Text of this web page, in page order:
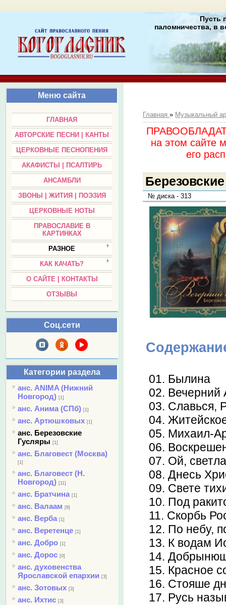
Пусть
паломничества, в
Меню сайта
ГЛАВНАЯ
АВТОРСКИЕ ПЕСНИ | КАНТЫ
ЦЕРКОВНЫЕ ПЕСНОПЕНИЯ
АКАФИСТЫ | ПСАЛТИРЬ
АНСАМБЛИ
ЗВОНЫ | ЖИТИЯ | ПОЭЗИЯ
ЦЕРКОВНЫЕ НОТЫ
ПРАВОСЛАВИЕ В
КАРТИНКАХ
РАЗНОЕ
КАК КАЧАТЬ?
О САЙТЕ | КОНТАКТЫ
ОТЗЫВЫ
Соц.сети
Категории раздела
анс. ANIMA (Нижний
Новгород) [1]
анс. Анима (СПб) [1]
анс. Артюшковых [1]
анс. Березовские
Гусляры [1]
анс. Благовест (Москва)
[1]
анс. Благовест (Н.
Новгород) [11]
анс. Братчина [1]
анс. Валаам [8]
анс. Верба [1]
анс. Веретенце [1]
анс. Добро [1]
анс. Дорос [0]
анс. духовенства
Ярославской епархии [3]
анс. Зотовых [3]
анс. Ихтис [3]
Главная» Музыкальный
на этом сайте
его
№ диска - 313
01. Былина
02. Вечерний
03. Славься,
04.
05. Михаил-
06.
07. Ой,
08. Днесь
09. Свете
10. Под
11. Скорбь
12. По небу,
13. К водам
14.
15. Красное
16. Стояше
17. Русь